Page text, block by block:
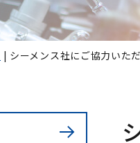
| シーメンス社にご協力いた